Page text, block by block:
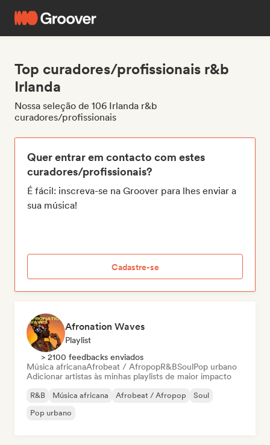
Top curadores/profissionais r&b
Irlanda
Nossa seleção de 106 Irlanda r&b
curadores/profissionais
Quer entrar em contacto com estes
curadores/profissionais?
É fácil: inscreva-se na Groover para lhes enviar a
sua música!
Cadastre-se
Afronation Waves
Playlist
> 2100 feedbacks enviados
Música africanaAfrobeat / AfropopR&BSoulPop urbano
Adicionar artistas às minhas playlists de maior impacto
R&B Música africana Afrobeat / Afropop
Soul
Pop urbano